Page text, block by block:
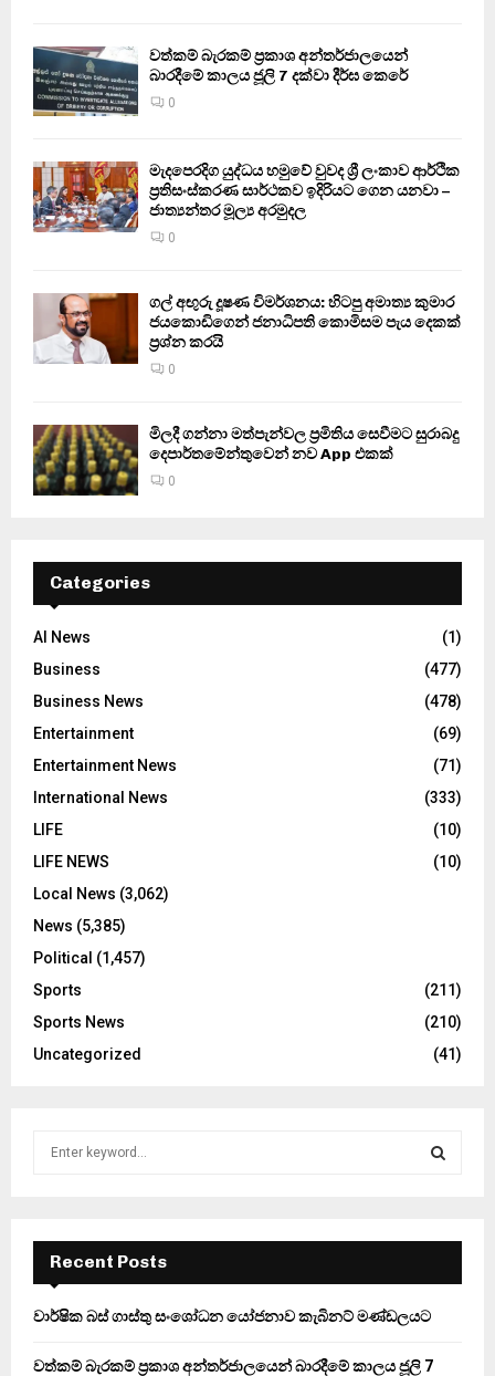
වත්කම් බැරකම් ප්‍රකාශ අන්තර්ජාලයෙන්
බාරදීමේ කාලය ජූලි 7 දක්වා දීර්ඝ කෙරේ
0
මැදපෙරදිග යුද්ධය හමුවේ වුවද ශ්‍රී ලංකාව ආර්ථික
ප්‍රතිසංස්කරණ සාර්ථකව ඉදිරියට ගෙන යනවා –
ජාත්‍යන්තර මූල්‍ය අරමුදල
0
ගල් අඟුරු දූෂණ විමර්ශනය: හිටපු අමාත්‍ය කුමාර
ජයකොඩිගෙන් ජනාධිපති කොමිසම පැය දෙකක්
ප්‍රශ්න කරයි
0
මිලදී ගන්නා මත්පැන්වල ප්‍රමිතිය සෙවීමට සුරාබදු
දෙපාර්තමේන්තුවෙන් නව App එකක්
0
Categories
AI News
(1)
Business
(477)
Business News
(478)
Entertainment
(69)
Entertainment News
(71)
International News
(333)
LIFE
(10)
LIFE NEWS
(10)
Local News (3,062)
News (5,385)
Political (1,457)
Sports
(211)
Sports News
(210)
Uncategorized
(41)
f
r
E
A
Recent Posts
වාර්ෂික බස් ගාස්තු සංශෝධන යෝජනාව කැබිනට් මණ්ඩලයට
වත්කම් බැරකම් ප්‍රකාශ අන්තර්ජාලයෙන් බාරදීමේ කාලය ජූලි 7